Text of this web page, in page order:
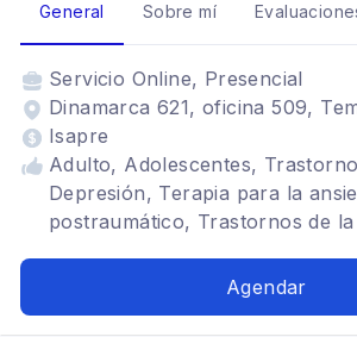
General Sobre mí
Servicio Online, Presencial
Dinamarca 621, oficina 509,
Isapre
Adulto, Adolescentes,
Depresión, Terapia para la
postraumático, Trastornos de
Agendar